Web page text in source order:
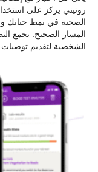
روتيني يركز على
الصحية في نمط حياتك
المسار الصحيح. يجمع
الشخصية لتقديم